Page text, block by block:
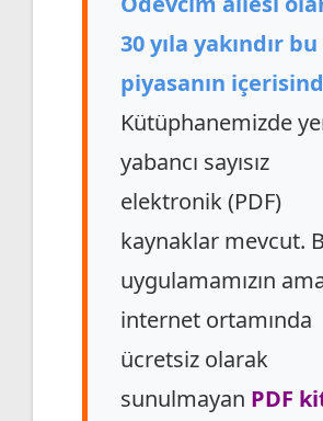
30 yıla yakındır bu
piyasanın
Kütüphanemizde
yabancı sayısız
elektronik (PDF)
kaynaklar mevcut.
uygulamamızın
internet ortamında
ücretsiz olarak
sunulmayan PDF